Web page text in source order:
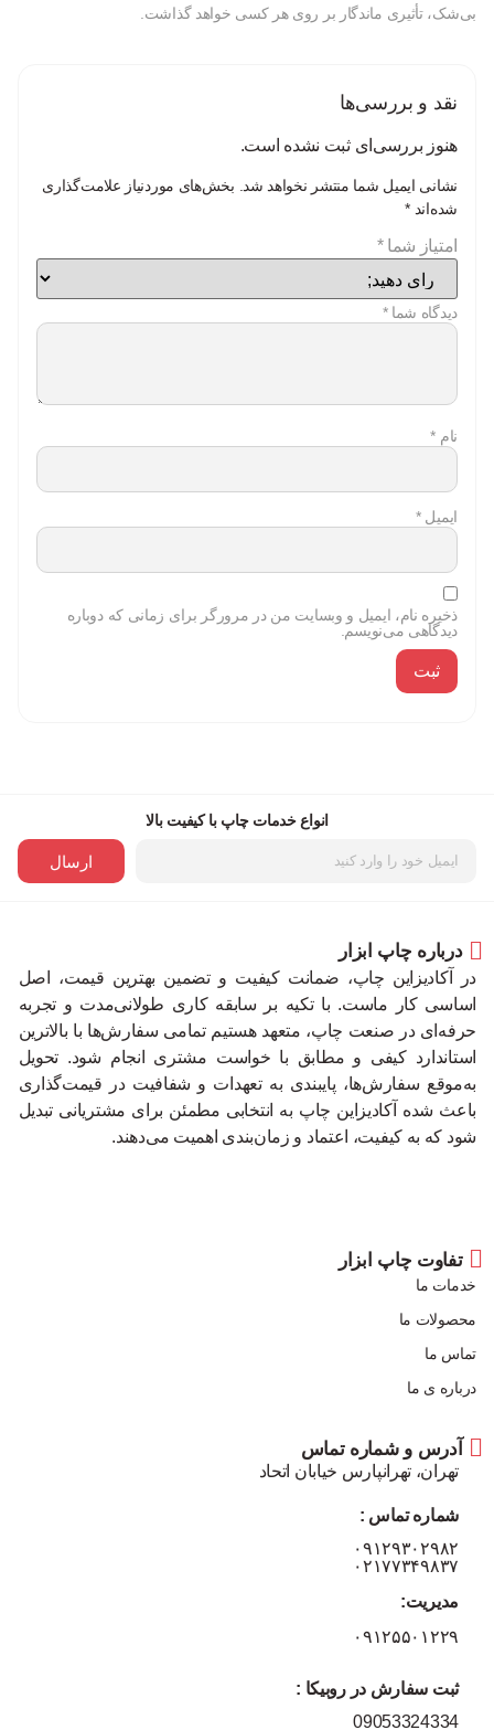
بی‌شک، تأثیری ماندگار بر روی هر کسی خواهد گذاشت.
نقد و بررسی‌ها
هنوز بررسی‌ای ثبت نشده است.
نشانی ایمیل شما منتشر نخواهد شد. بخش‌های موردنیاز علامت‌گذاری
شده‌اند *
امتیاز شما*
دیدگاه شما*
نام *
ایمیل*
ذخیره نام، ایمیل و وبسایت من در مرورگر برای زمانی که دوباره
دیدگاهی می‌نویسم.
انواع خدمات چاپ با کیفیت بالا
ارسال
درباره چاپ ابزار
در آکادیزاین چاپ، ضمانت کیفیت و تضمین بهترین قیمت، اصل
اساسی کار ماست. با تکیه بر سابقه کاری طولانی‌مدت و تجربه
حرفه‌ای در صنعت چاپ، متعهد هستیم تمامی سفارش‌ها با بالاترین
استاندارد کیفی و مطابق با خواست مشتری انجام شود. تحویل
به‌موقع سفارش‌ها، پایبندی به تعهدات و شفافیت در قیمت‌گذاری
باعث شده آکادیزاین چاپ به انتخابی مطمئن برای مشتریانی تبدیل
شود که به کیفیت، اعتماد و زمان‌بندی اهمیت می‌دهند.
تفاوت چاپ ابزار
خدمات ما
محصولات ما
تماس ما
درباره ی ما
آدرس و شماره تماس
تهران، تهرانپارس خیابان اتحاد
شماره تماس :
۰۹۱۲۹۳۰۲۹۸۲
۰۲۱۷۷۳۴۹۸۳۷
مدیریت:
۰۹۱۲۵۵۰۱۲۲۹
ثبت سفارش در روبیکا :
09053324334